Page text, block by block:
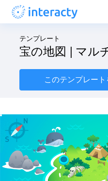
テンプレート
宝の地図 | マル
このテンプレー